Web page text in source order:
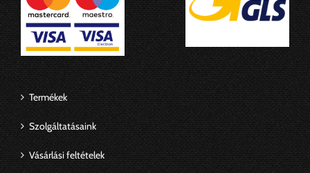
Termékek
Szolgáltatásaink
Vásárlási feltételek